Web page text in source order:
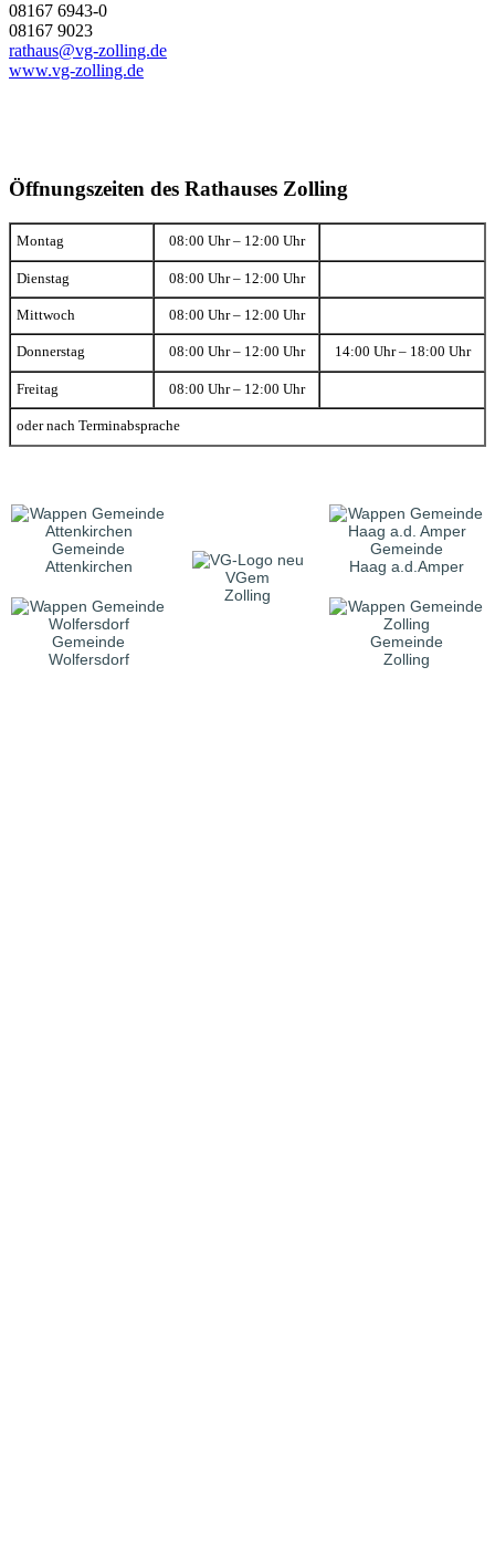
08167 6943-0
08167 9023
rathaus@vg-zolling.de
www.vg-zolling.de
Öffnungszeiten des Rathauses Zolling
Montag 08:00 Uhr – 12:00 Uhr
Dienstag 08:00 Uhr – 12:00 Uhr
Mittwoch 08:00 Uhr – 12:00 Uhr
Donnerstag 08:00 Uhr – 12:00 Uhr 14:00 Uhr – 18:00 Uhr
Freitag 08:00 Uhr – 12:00 Uhr
oder nach Terminabsprache
Gemeinde
Attenkirchen
VGem
Zolling
Gemeinde
Haag a.d.Amper
Gemeinde
Wolfersdorf
Gemeinde
Zolling